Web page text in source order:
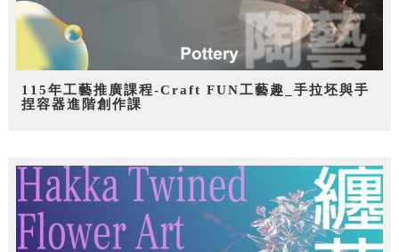
115年工藝推廣課程-Craft FUN工藝趣_手拉坯與手
捏容器進階創作課